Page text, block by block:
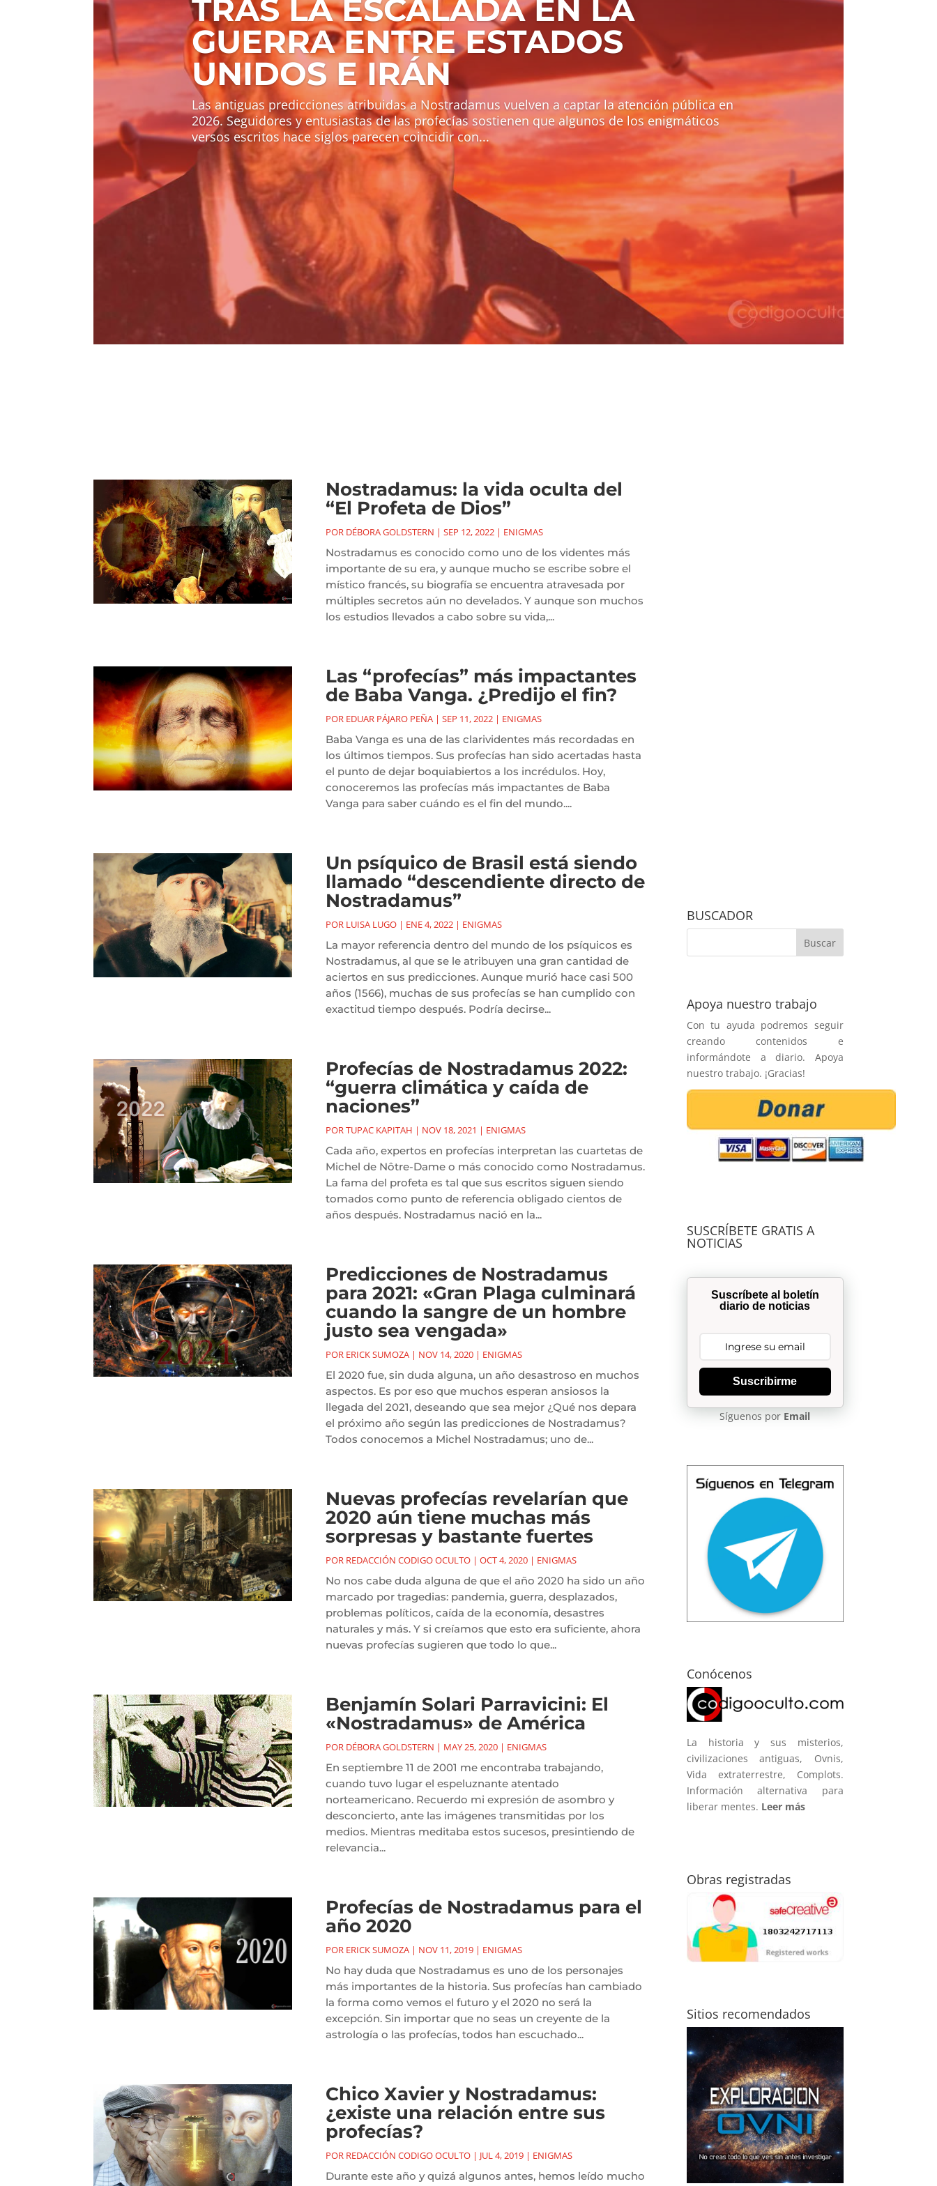
TRAS LA ESCALADA EN LA
GUERRA ENTRE ESTADOS
UNIDOS E IRÁN
Las antiguas predicciones atribuidas a Nostradamus vuelven a captar la atención pública en
2026. Seguidores y entusiastas de las profecías sostienen que algunos de los enigmáticos
versos escritos hace siglos parecen coincidir con...
Nostradamus: la vida oculta del
“El Profeta de Dios”
POR DÉBORA GOLDSTERN | SEP 12, 2022| ENIGMAS
Nostradamus es conocido como uno de los videntes más
importante de su era, y aunque mucho se escribe sobre el
místico francés, su biografía se encuentra atravesada por
múltiples secretos aún no develados. Y aunque son muchos
los estudios llevados a cabo sobre su vida,...
Las “profecías” más impactantes
de Baba Vanga. ¿Predijo el fin?
POR EDUAR PÁJARO PEÑA| SEP 11, 2022| ENIGMAS
Baba Vanga es una de las clarividentes más recordadas en
los últimos tiempos. Sus profecías han sido acertadas hasta
el punto de dejar boquiabiertos a los incrédulos. Hoy,
conoceremos las profecías más impactantes de Baba
Vanga para saber cuándo es el fin del mundo....
Un psíquico de Brasil está siendo
llamado “descendiente directo de
Nostradamus”
POR LUISA LUGO| ENE 4, 2022| ENIGMAS
La mayor referencia dentro del mundo de los psíquicos es
Nostradamus, al que se le atribuyen una gran cantidad de
aciertos en sus predicciones. Aunque murió hace casi 500
años (1566), muchas de sus profecías se han cumplido con
exactitud tiempo después. Podría decirse...
Profecías de Nostradamus 2022:
“guerra climática y caída de
naciones”
PORTUPAC KAPITAH | NOV 18, 2021 | ENIGMAS
Cada año, expertos en profecías interpretan las cuartetas de
Michel de Nôtre-Dame o más conocido como Nostradamus.
La fama del profeta es tal que sus escritos siguen siendo
tomados como punto de referencia obligado cientos de
años después. Nostradamus nació en la...
Predicciones de Nostradamus
para 2021: «Gran Plaga culminará
cuando la sangre de un hombre
justo sea vengada»
POR ERICK SUMOZA| NOV 14, 2020| ENIGMAS
El 2020 fue, sin duda alguna, un año desastroso en muchos
aspectos. Es por eso que muchos esperan ansiosos la
llegada del 2021, deseando que sea mejor ¿Qué nos depara
el próximo año según las predicciones de Nostradamus?
Todos conocemos a Michel Nostradamus; uno de...
Nuevas profecías revelarían que
2020 aún tiene muchas más
sorpresas y bastante fuertes
POR REDACCIÓN CODIGO OCULTO| OCT 4, 2020| ENIGMAS
No nos cabe duda alguna de que el año 2020 ha sido un año
marcado por tragedias: pandemia, guerra, desplazados,
problemas políticos, caída de la economía, desastres
naturales y más. Y si creíamos que esto era suficiente, ahora
nuevas profecías sugieren que todo lo que...
Benjamín Solari Parravicini: El
«Nostradamus» de América
POR DÉBORA GOLDSTERN | MAY 25, 2020| ENIGMAS
En septiembre 11 de 2001 me encontraba trabajando,
cuando tuvo lugar el espeluznante atentado
norteamericano. Recuerdo mi expresión de asombro y
desconcierto, ante las imágenes transmitidas por los
medios. Mientras meditaba estos sucesos, presintiendo de
relevancia...
Profecías de Nostradamus para el
año 2020
POR ERICK SUMOZA| NOV 11, 2019| ENIGMAS
No hay duda que Nostradamus es uno de los personajes
más importantes de la historia. Sus profecías han cambiado
la forma como vemos el futuro y el 2020 no será la
excepción. Sin importar que no seas un creyente de la
astrología o las profecías, todos han escuchado...
Chico Xavier y Nostradamus:
¿existe una relación entre sus
profecías?
POR REDACCIÓN CODIGO OCULTO| JUL 4, 2019| ENIGMAS
Durante este año y quizá algunos antes, hemos leído mucho
BUSCADOR
Apoya nuestro trabajo
Con tu ayuda podremos seguir
creando contenidos e
informándote a diario. Apoya
nuestro trabajo. ¡Gracias!
SUSCRÍBETE GRATIS A
NOTICIAS
Suscríbete al boletín
diario de noticias
Suscribirme
Síguenos por Email
Conócenos
La historia y sus misterios,
civilizaciones antiguas, Ovnis,
Vida extraterrestre, Complots.
Información alternativa para
liberar mentes. Leer más
Obras registradas
Sitios recomendados